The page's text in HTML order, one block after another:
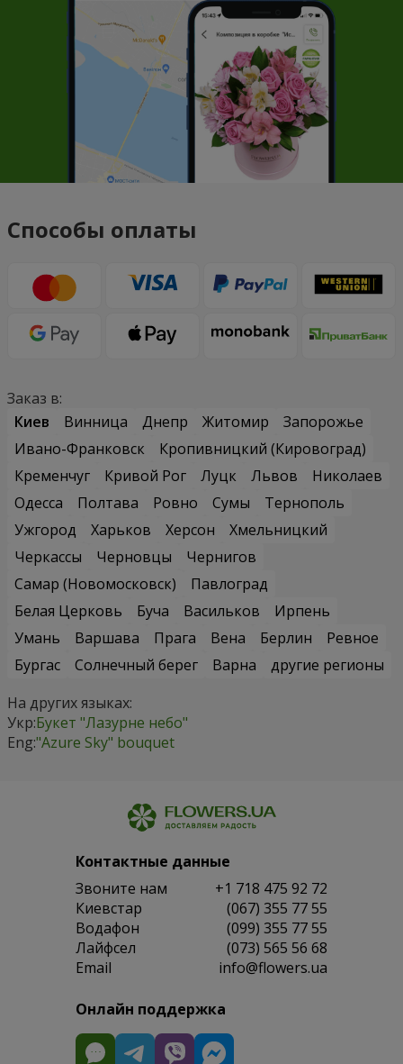
Способы оплаты
Заказ в:
Киев
Винница Днепр Житомир
Запорожье
Ивано-Франковск
Кропивницкий (Кировоград)
Кременчуг
Кривой Рог Луцк Львов
Николаев
Одесса
Полтава Ровно Сумы
Тернополь
Ужгород
Харьков Херсон
Хмельницкий
Черкассы
Черновцы
Чернигов
Самар (Новомосковск)
Павлоград
Белая Церковь
Буча Васильков
Ирпень
Умань
Варшава Прага Вена Берлин
Ревное
Бургас
Солнечный берег Варна
другие регионы
На других языках:
Укр:Букет "Лазурне небо"
Eng:"Azure Sky" bouquet
Контактные данные
Звоните нам
+1 718 475 92 72
Киевстар
(067) 355 77 55
Водафон
(099) 355 77 55
Лайфсел
(073) 565 56 68
Email
info@flowers.ua
Онлайн поддержка